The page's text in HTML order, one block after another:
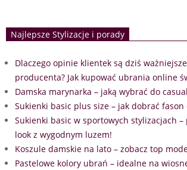
Najlepsze Stylizacje i porady
Dlaczego opinie klientek są dziś
producenta? Jak kupować ubrania online
Damska marynarka – jaką wybrać do
Sukienki basic plus size – jak dobrać fason
Sukienki basic w sportowych stylizacjach –
look z wygodnym luzem!
Koszule damskie na lato – zobacz top
Pastelowe kolory ubrań – idealne na